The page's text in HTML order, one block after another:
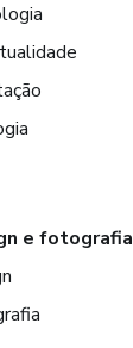
e fotografia